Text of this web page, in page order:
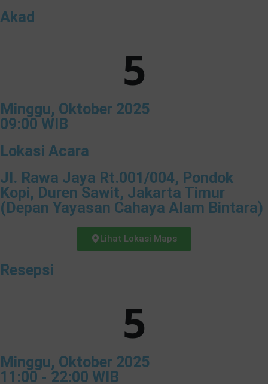
Akad
5
Minggu, Oktober 2025
09:00 WIB
Lokasi Acara
Jl. Rawa Jaya Rt.001/004, Pondok
Kopi, Duren Sawit, Jakarta Timur
(Depan Yayasan Cahaya Alam Bintara)
Lihat Lokasi Maps
Resepsi
5
Minggu, Oktober 2025
11:00 - 22:00 WIB